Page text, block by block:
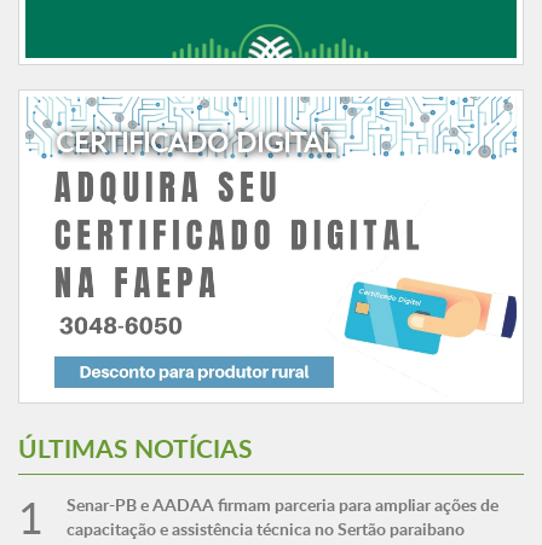
CERTIFICADO DIGITAL
ÚLTIMAS NOTÍCIAS
Senar-PB e AADAA firmam parceria para ampliar ações de
capacitação e assistência técnica no Sertão paraibano